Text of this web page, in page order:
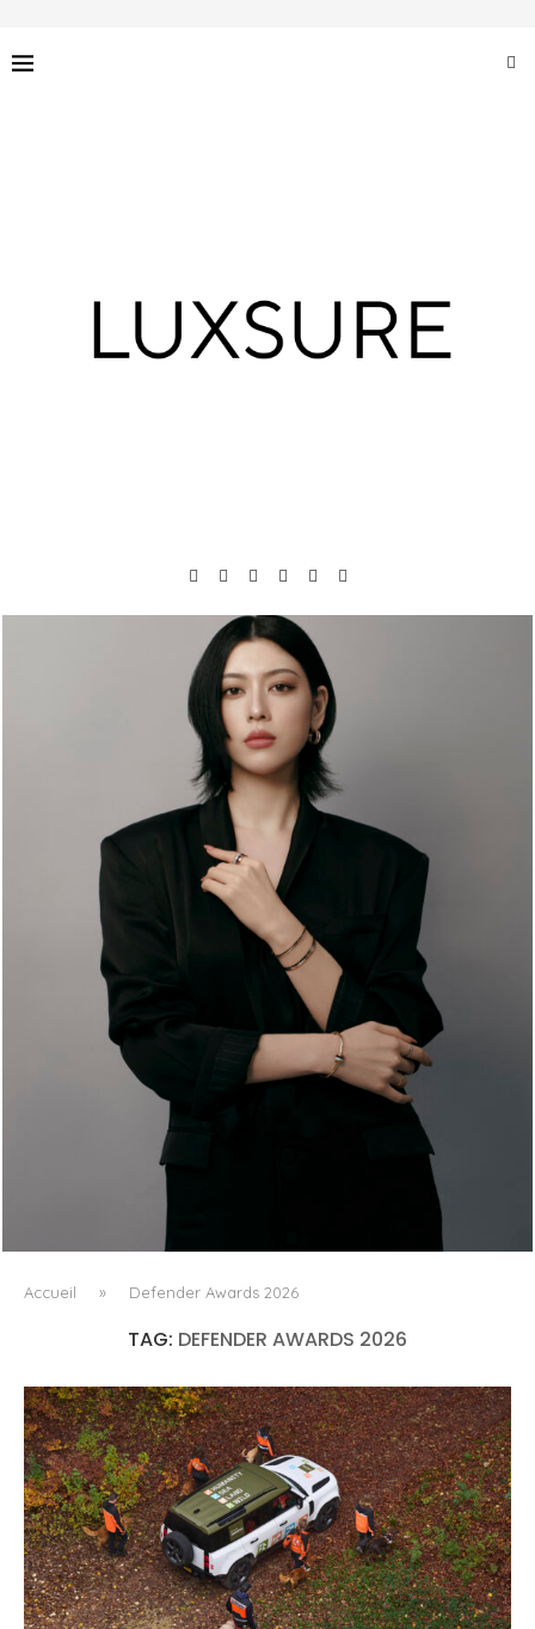
AYAKA MIYOSHI REJOINT BOUCHERON, OU
L’ÉMERGENCE D’UNE NOUVELLE CARTOGRAPHIE
CULTURELLE DU LUXE...
Accueil » Defender Awards 2026
TAG: DEFENDER AWARDS 2026